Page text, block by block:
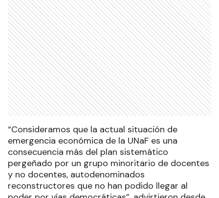
“Consideramos que la actual situación de
emergencia económica de la UNaF es una
consecuencia más del plan sistemático
pergeñado por un grupo minoritario de docentes
y no docentes, autodenominados
reconstructores que no han podido llegar al